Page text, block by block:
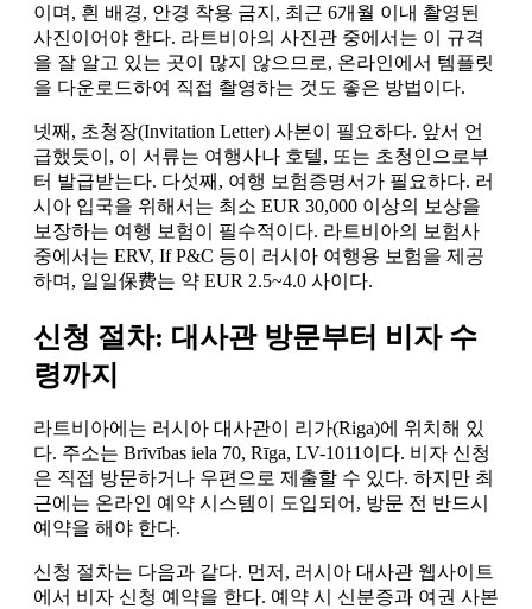
이며, 흰 배경, 안경 착용 금지, 최근 6개월 이내 촬영된
사진이어야 한다. 라트비아의 사진관 중에서는 이 규격
을 잘 알고 있는 곳이 많지 않으므로, 온라인에서 템플릿
을 다운로드하여 직접 촬영하는 것도 좋은 방법이다.
넷째, 초청장(Invitation Letter) 사본이 필요하다. 앞서 언
급했듯이, 이 서류는 여행사나 호텔, 또는 초청인으로부
터 발급받는다. 다섯째, 여행 보험증명서가 필요하다. 러
시아 입국을 위해서는 최소 EUR 30,000 이상의 보상을
보장하는 여행 보험이 필수적이다. 라트비아의 보험사
중에서는 ERV, If P&C 등이 러시아 여행용 보험을 제공
하며, 일일保费는 약 EUR 2.5~4.0 사이다.
신청 절차: 대사관 방문부터 비자 수
령까지
라트비아에는 러시아 대사관이 리가(Riga)에 위치해 있
다. 주소는 Brīvības iela 70, Rīga, LV-1011이다. 비자 신청
은 직접 방문하거나 우편으로 제출할 수 있다. 하지만 최
근에는 온라인 예약 시스템이 도입되어, 방문 전 반드시
예약을 해야 한다.
신청 절차는 다음과 같다. 먼저, 러시아 대사관 웹사이트
에서 비자 신청 예약을 한다. 예약 시 신분증과 여권 사본